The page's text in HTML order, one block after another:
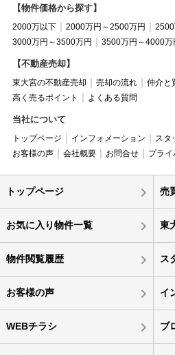
【物件価格から探す】
2000万以下 2000万円～2500万円
3000万円～3500万円
3500万円～4000万
【不動産売却】
東大宮の不動産売却 売却の流れ
仲介と
高く売るポイント
よくある質問
当社について
トップページ インフォメーション スタ
お客様の声
会社概要 お問合せ プラ
トップページ 売
お気に入り物件一覧 東
物件閲覧履歴 ス
お客様の声 イ
WEBチラシ ブ